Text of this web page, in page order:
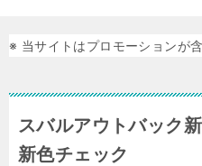
※ 当サイトはプロモーションが含
スバルアウトバック
新色チェック